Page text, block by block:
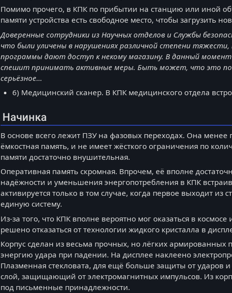
Помимо прочего, в КПК по прибытии на станцию или иной
памяти устройства есть свободное место, чтобы загрузить
Доверенные сотрудники из Научных отделов и Службы
что были уличены в нарушениях различной степени
программы дают доступ к некому магазину. В данный
спешит принимать активные меры. Быть может, что это
серьёзное…
6) Медицинский сканер. В КПК медицинского отдела
Начинка
В основе всего лежит ПЗУ на фазовых переходах. Она менее
ёмкостная память, и не имеет жёсткого ограничения по
памяти достаточно внушительная.
Оперативная память скромная. Впрочем, её вполне
надёжности и уменьшения энергопотребления в КПК
активируется только в том случае, когда первое выходит из
единую систему.
Из-за того, что КПК вполне вероятно мог оказаться в
решено отказаться от технологии жидкого кристалла в
Корпус сделан из весьма прочных, но лёгких армированных
энергию удара при падении. На дисплее наклеено
Плазменная стекловата, для ещё больше защиты от ударов
слой, защищающий от электромагнитных импульсов. Из
под письменные принадлежности.